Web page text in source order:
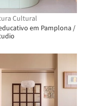
Cultural
em Pamplona /